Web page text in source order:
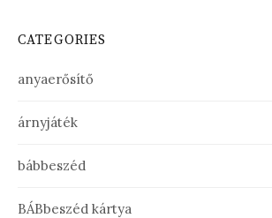
CATEGORIES
anyaerősítő
árnyjáték
bábbeszéd
BÁBbeszéd kártya